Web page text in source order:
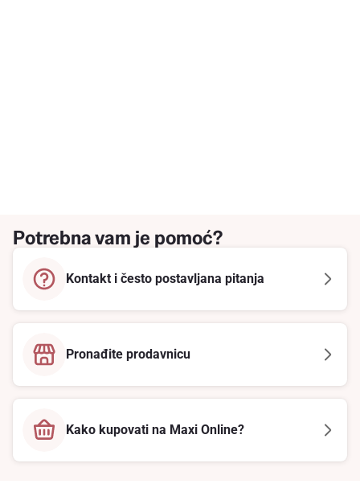
Potrebna vam je pomoć?
Kontakt i često postavljana pitanja
Pronađite prodavnicu
Kako kupovati na Maxi Online?